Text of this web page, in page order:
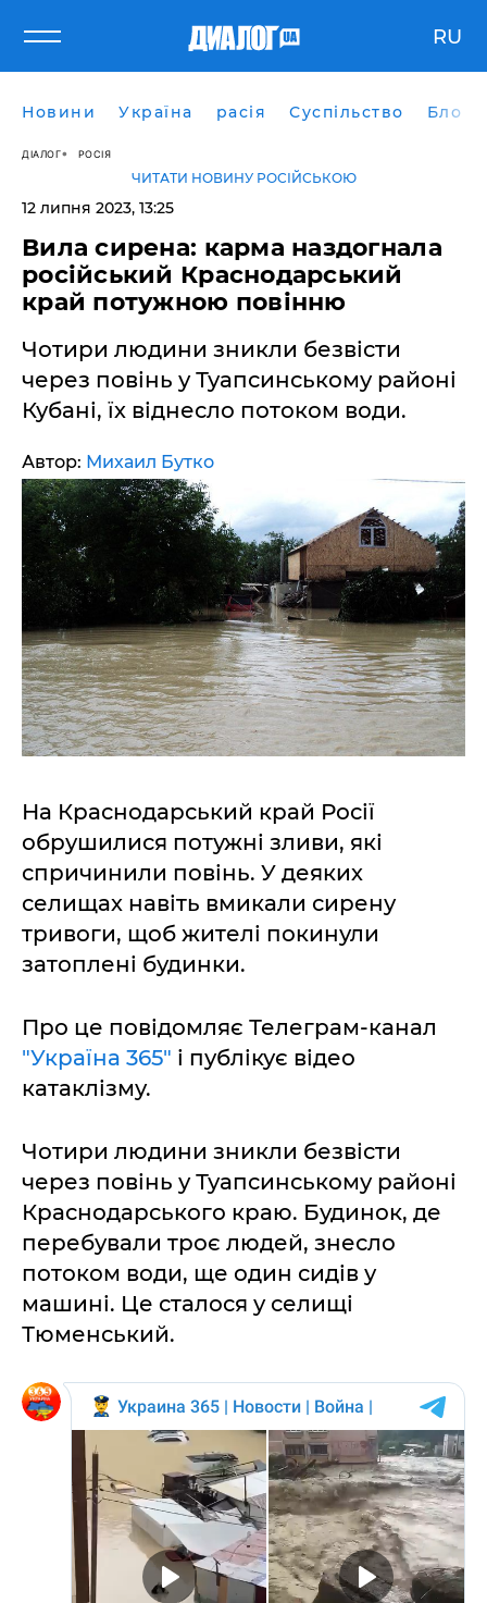
RU
Новини Україна расія Суспільство Блоги
ДІАЛОГ РОСІЯ
ЧИТАТИ НОВИНУ РОСІЙСЬКОЮ
12 липня 2023, 13:25
Вила сирена: карма наздогнала
російський Краснодарський
край потужною повінню
Чотири людини зникли безвісти
через повінь у Туапсинському районі
Кубані, їх віднесло потоком води.
Автор: Михаил Бутко
На Краснодарський край Росії
обрушилися потужні зливи, які
спричинили повінь. У деяких
селищах навіть вмикали сирену
тривоги, щоб жителі покинули
затоплені будинки.
Про це повідомляє Телеграм-канал
"Україна 365" і публікує відео
катаклізму.
Чотири людини зникли безвісти
через повінь у Туапсинському районі
Краснодарського краю. Будинок, де
перебували троє людей, знесло
потоком води, ще один сидів у
машині. Це сталося у селищі
Тюменський.